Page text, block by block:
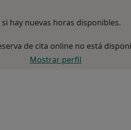
hay nuevas horas disponibles.
de cita online no está
Mostrar perfil